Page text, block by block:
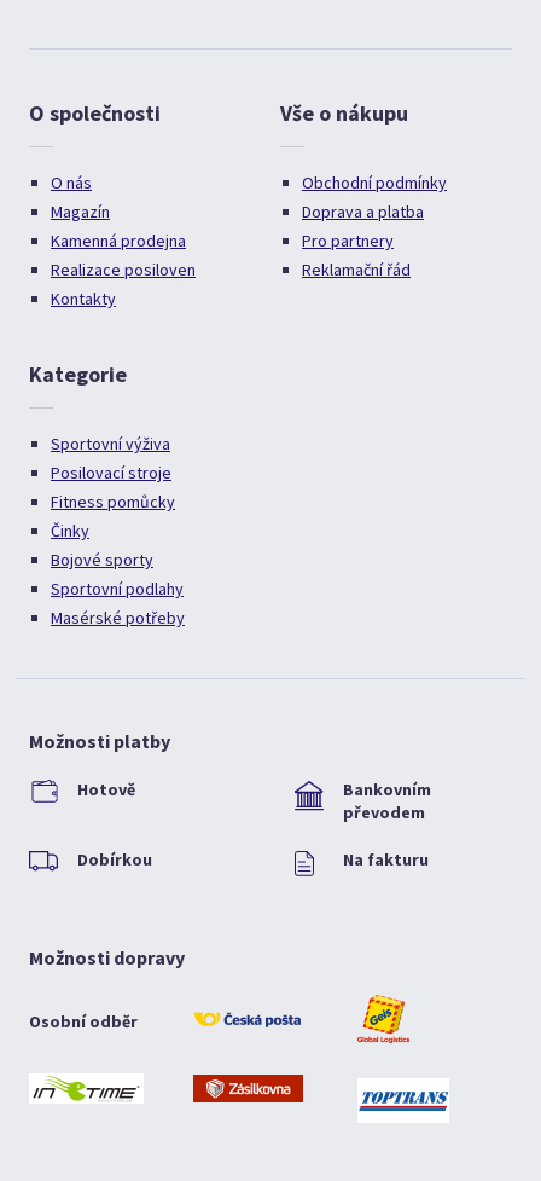
O společnosti
O nás
Magazín
Kamenná prodejna
Realizace posiloven
Kontakty
Vše o nákupu
Obchodní podmínky
Doprava a platba
Pro partnery
Reklamační řád
Kategorie
Sportovní výživa
Posilovací stroje
Fitness pomůcky
Činky
Bojové sporty
Sportovní podlahy
Masérské potřeby
Možnosti platby
Hotově
Bankovním
převodem
Dobírkou Na fakturu
Možnosti dopravy
Osobní odběr